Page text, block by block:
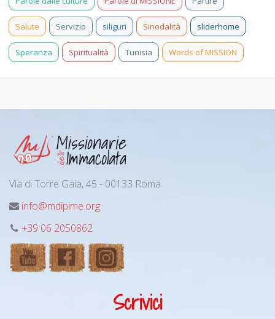
Salute Servizio siliguri Sinodalità sliderhome
Speranza Spiritualità Tunisia Words of MISSION
Via di Torre Gaia, 45 - 00133 Roma
info@mdipime.org
+39 06 2050862
Scrivici